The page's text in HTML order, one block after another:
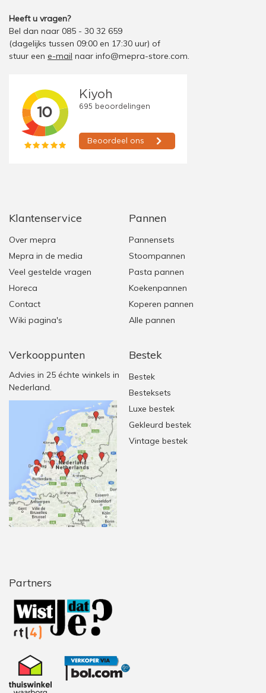
Heeft u vragen?
Bel dan naar 085 - 30 32 659
(dagelijks tussen 09:00 en 17:30 uur) of
stuur een e-mail naar info@mepra-store.com.
Klantenservice
Over mepra
Mepra in de media
Veel gestelde vragen
Horeca
Contact
Wiki pagina's
Verkooppunten
Advies in 25 échte winkels in
Nederland.
Pannen
Pannensets
Stoompannen
Pasta pannen
Koekenpannen
Koperen pannen
Alle pannen
Bestek
Bestek
Besteksets
Luxe bestek
Gekleurd bestek
Vintage bestek
Partners